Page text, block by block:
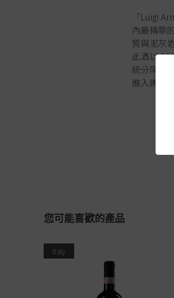
「Luigi
內最精華
質與泥灰
此酒以
統分隔,兼
進入適飲
您可能喜歡的產品
Italy